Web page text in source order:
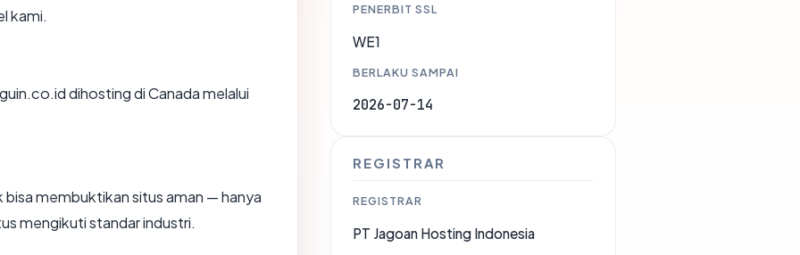
kami.
dihosting di Canada melalui
membuktikan situs aman — hanya
mengikuti standar industri.
PENERBIT SSL
WE1
BERLAKU SAMPAI
2026-07-14
REGISTRAR
REGISTRAR
PT Jagoan Hosting Indonesia